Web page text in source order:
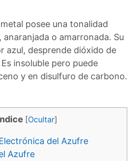
posee una tonalidad
o amarronada. Su
azul, desprende dióxido de
insoluble pero puede
y en disulfuro de carbono.
[Ocultar]
del Azufre
Azufre